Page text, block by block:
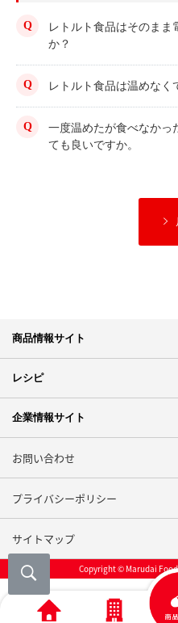
レトルト食品はそのまま
か？
レトルト食品は温めなく
一度温めたが食べなかっ
ても良いですか。
商品情報サイト
レシピ
企業情報サイト
お問い合わせ
プライバシーポリシー
サイトマップ
Copyright © Marudai